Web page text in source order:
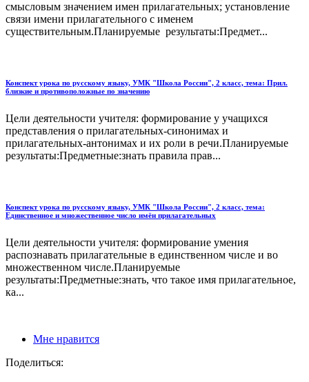
смысловым значением имен прилагательных; установление
связи имени прилагательного с именем
существительным.Планируемые результаты:Предмет...
Конспект урока по русскому языку, УМК "Школа России", 2 класс, тема: Прил.
близкие и противоположные по значению
Цели деятельности учителя: формирование у учащихся
представления о прилагательных-синонимах и
прилагательных-антонимах и их роли в речи.Планируемые
результаты:Предметные:знать правила прав...
Конспект урока по русскому языку, УМК "Школа России", 2 класс, тема:
Единственное и множественное число имён прилагательных
Цели деятельности учителя: формирование умения
распознавать прилагательные в единственном числе и во
множественном числе.Планируемые
результаты:Предметные:знать, что такое имя прилагательное,
ка...
Мне нравится
Поделиться: